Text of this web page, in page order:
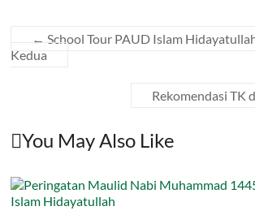
← School Tour PAUD Islam
Kedua
Rekomendasi TK
You May Also Like